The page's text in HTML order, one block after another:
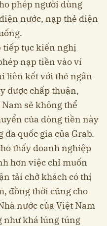
phép người dùng
nước, nạp thẻ điện
tiếp tục kiến nghị
nạp tiền vào ví
liên kết với thẻ ngân
được chấp thuận,
sẽ không thể
của dòng tiền này
quốc gia của Grab.
thấy doanh nghiệp
hơn việc chỉ muốn
tải chở khách có thị
đồng thời cũng cho
nước của Việt Nam
như khá lúng túng